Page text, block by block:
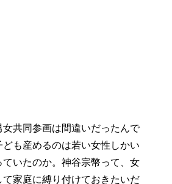
共同参画は間違いだったんで
も産めるのは若い女性しかい
ていたのか。神谷宗幣って、女
家庭に縛り付けておきたいだ